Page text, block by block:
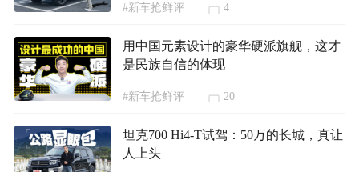
#新车抢鲜评 4
用中国元素设计的豪华硬派旗舰，这才
是民族自信的体现
#新车抢鲜评 20
坦克700 Hi4-T试驾：50万的长城，真让
人上头